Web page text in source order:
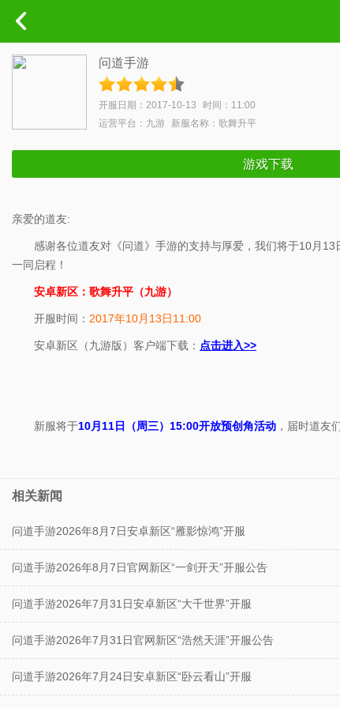
问道手游
开服日期：2017-10-13
时间：11:00
运营平台：九游
新服名称：歌舞升平
游戏下载
亲爱的道友:
感谢各位道友对《问道》手游的支持与厚爱，我们将于10月13
一同启程！
安卓新区 ： 歌舞升平（九游）
开服时间： 2017年10月13日11:00
安卓新区（九游版）客户端下载： 点击进入>>
新服将于10月11日（周三）15:00开放预创角活动 ，届时道友
相关新闻
问道手游2026年8月7日安卓新区“雁影惊鸿”开服
问道手游2026年8月7日官网新区“一剑开天”开服公告
问道手游2026年7月31日安卓新区“大千世界”开服
问道手游2026年7月31日官网新区“浩然天涯”开服公告
问道手游2026年7月24日安卓新区“卧云看山”开服